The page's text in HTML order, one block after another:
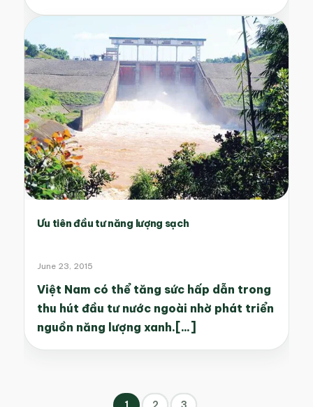
Ưu tiên đầu tư năng lượng sạch
June 23, 2015
Việt Nam có thể tăng sức hấp dẫn trong
thu hút đầu tư nước ngoài nhờ phát triển
nguồn năng lượng xanh.[...]